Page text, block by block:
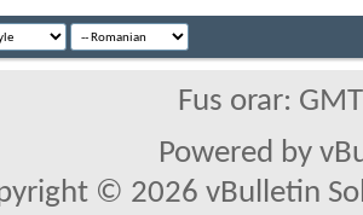
Fus orar:
Powered by
© 2026 vBulletin